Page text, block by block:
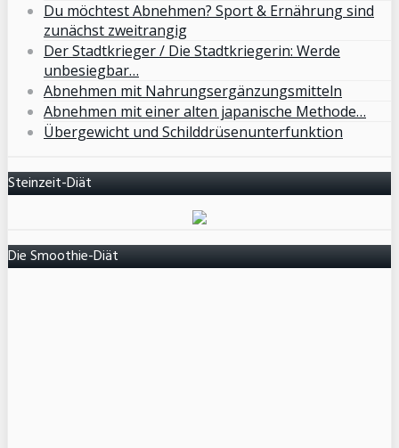
Du möchtest Abnehmen? Sport & Ernährung sind
zunächst zweitrangig
Der Stadtkrieger / Die Stadtkriegerin: Werde
unbesiegbar…
Abnehmen mit Nahrungsergänzungsmitteln
Abnehmen mit einer alten japanische Methode…
Übergewicht und Schilddrüsenunterfunktion
Steinzeit-Diät
Die Smoothie-Diät